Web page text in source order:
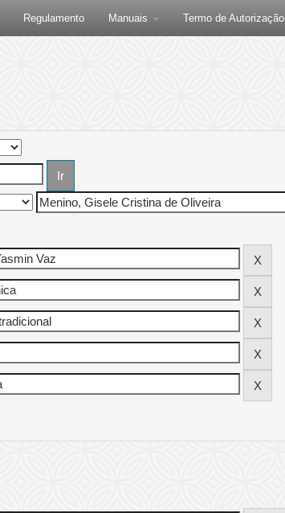
Regulamento Manuais Termo de Autorização